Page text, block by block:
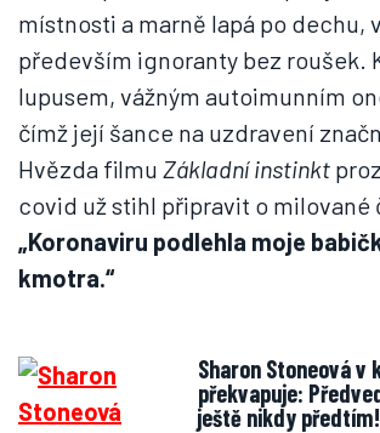
místnosti a marně lapá po dechu,
především ignoranty bez roušek.
lupusem, vážným autoimunním
čímž její šance na uzdravení
Hvězda filmu Základní instinkt
covid už stihl připravit o milované
„Koronaviru podlehla moje
kmotra.“
Sharon Stoneová v
překvapuje:
ještě nikdy předtím!